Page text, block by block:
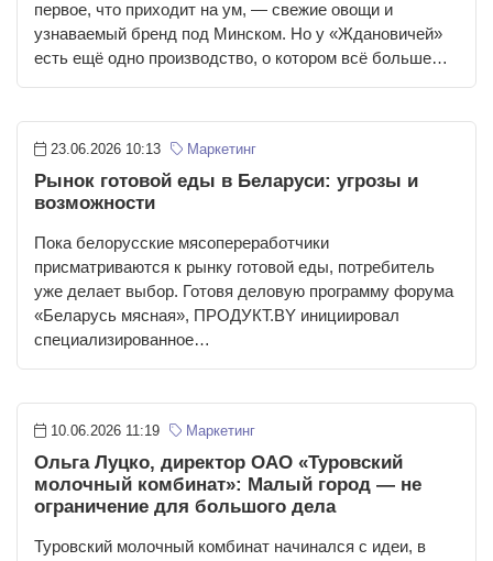
первое, что приходит на ум, — свежие овощи и
узнаваемый бренд под Минском. Но у «Ждановичей»
есть ещё одно производство, о котором всё больше…
23.06.2026 10:13 Маркетинг
Рынок готовой еды в Беларуси: угрозы и
возможности
Пока белорусские мясопереработчики
присматриваются к рынку готовой еды, потребитель
уже делает выбор. Готовя деловую программу форума
«Беларусь мясная», ПРОДУКТ.BY инициировал
специализированное…
10.06.2026 11:19 Маркетинг
Ольга Луцко, директор ОАО «Туровский
молочный комбинат»: Малый город — не
ограничение для большого дела
Туровский молочный комбинат начинался с идеи, в